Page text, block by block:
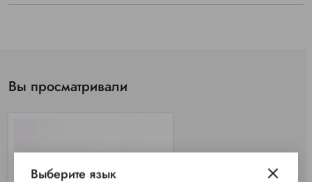
Вы просматривали
Выберите язык